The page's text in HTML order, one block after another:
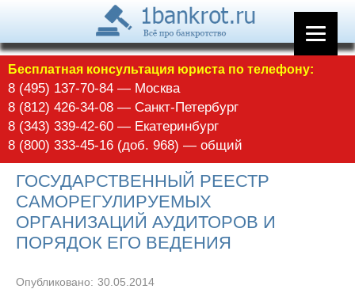
Бесплатная консультация юриста по телефону:
8 (495) 137-70-84 — Москва
8 (812) 426-34-08 — Санкт-Петербург
8 (343) 339-42-60 — Екатеринбург
8 (800) 333-45-16 (доб. 968) — общий
ГОСУДАРСТВЕННЫЙ РЕЕСТР
САМОРЕГУЛИРУЕМЫХ
ОРГАНИЗАЦИЙ АУДИТОРОВ И
ПОРЯДОК ЕГО ВЕДЕНИЯ
Опубликовано: 30.05.2014